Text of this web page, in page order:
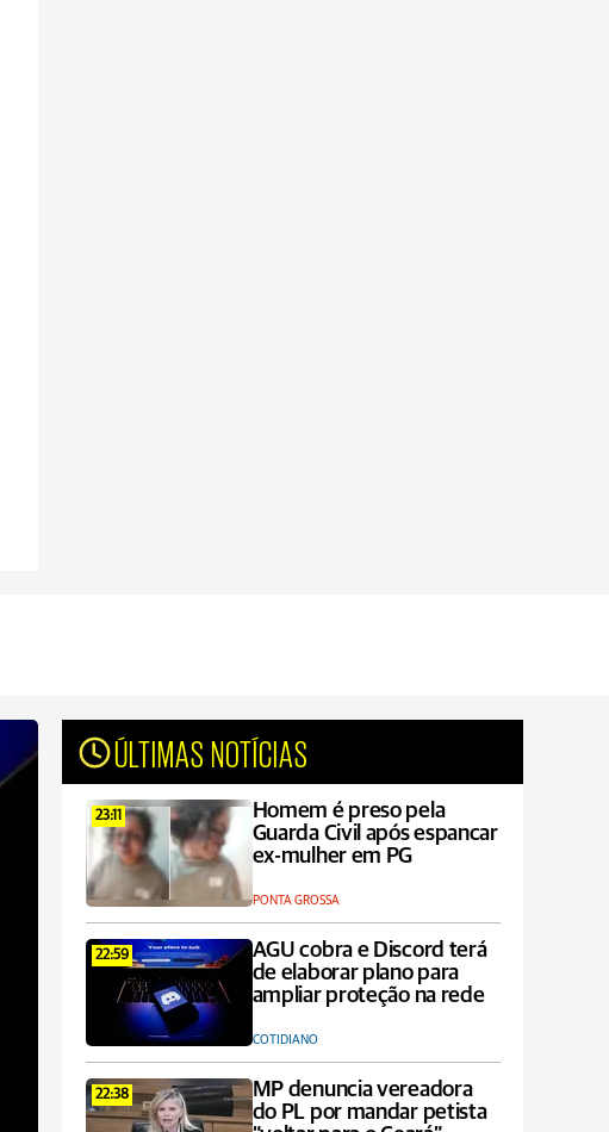
ÚLTIMAS NOTÍCIAS
23:11
Homem é preso pela
Guarda Civil após espancar
ex-mulher em PG
PONTA GROSSA
22:59
AGU cobra e Discord terá
de elaborar plano para
ampliar proteção na rede
COTIDIANO
22:38
MP denuncia vereadora
do PL por mandar petista